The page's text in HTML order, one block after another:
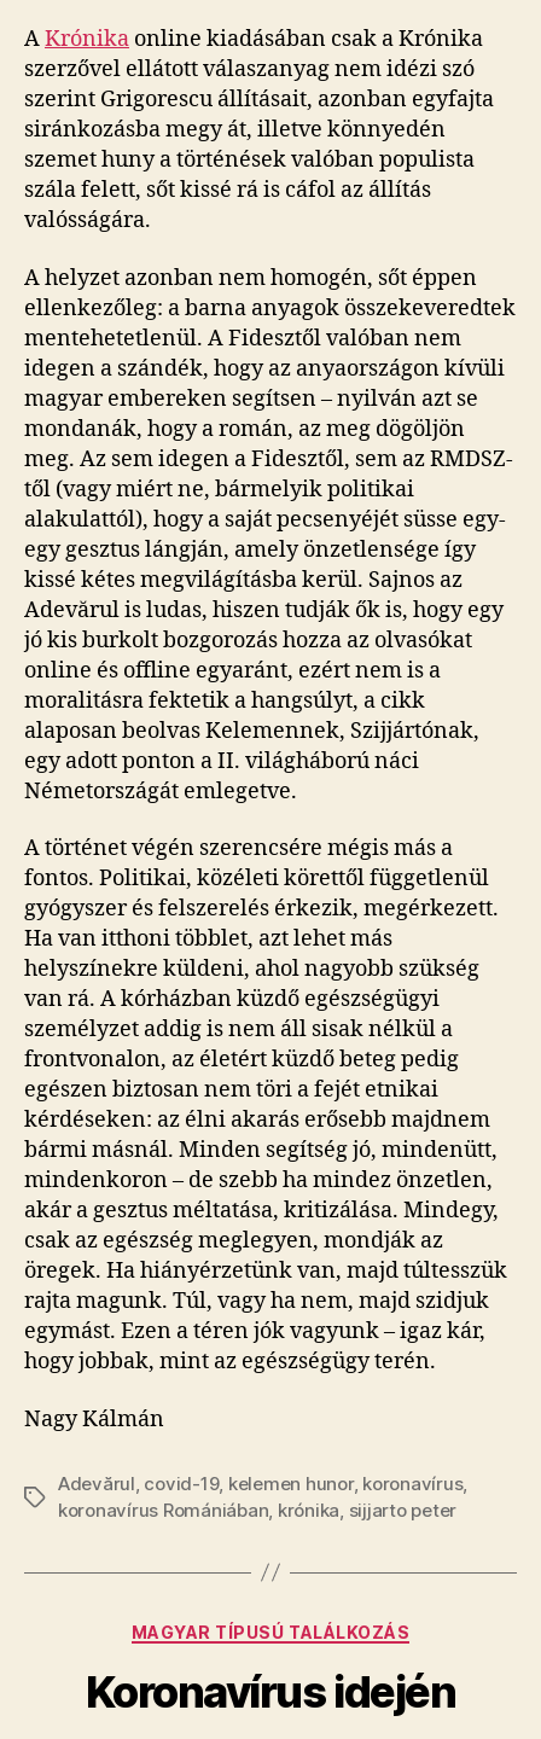
AKrónika online kiadásában csak a Krónika
szerzővel ellátott válaszanyag nem idézi szó
szerint Grigorescu állításait, azonban egyfajta
siránkozásba megy át, illetve könnyedén
szemet huny a történések valóban populista
szála felett, sőt kissé rá is cáfol az állítás
valósságára.
A helyzet azonban nem homogén, sőt éppen
ellenkezőleg: a barna anyagok összekeveredtek
mentehetetlenül. A Fidesztől valóban nem
idegen a szándék, hogy az anyaországon kívüli
magyar embereken segítsen – nyilván azt se
mondanák, hogy a román, az meg dögöljön
meg. Az sem idegen a Fidesztől, sem az RMDSZ-
től (vagy miért ne, bármelyik politikai
alakulattól), hogy a saját pecsenyéjét süsse egy-
egy gesztus lángján, amely önzetlensége így
kissé kétes megvilágításba kerül. Sajnos az
Adevărul is ludas, hiszen tudják ők is, hogy egy
jó kis burkolt bozgorozás hozza az olvasókat
online és offline egyaránt, ezért nem is a
moralitásra fektetik a hangsúlyt, a cikk
alaposan beolvas Kelemennek, Szijjártónak,
egy adott ponton a II. világháború náci
Németországát emlegetve.
A történet végén szerencsére mégis más a
fontos. Politikai, közéleti körettől függetlenül
gyógyszer és felszerelés érkezik, megérkezett.
Ha van itthoni többlet, azt lehet más
helyszínekre küldeni, ahol nagyobb szükség
van rá. A kórházban küzdő egészségügyi
személyzet addig is nem áll sisak nélkül a
frontvonalon, az életért küzdő beteg pedig
egészen biztosan nem töri a fejét etnikai
kérdéseken: az élni akarás erősebb majdnem
bármi másnál. Minden segítség jó, mindenütt,
mindenkoron – de szebb ha mindez önzetlen,
akár a gesztus méltatása, kritizálása. Mindegy,
csak az egészség meglegyen, mondják az
öregek. Ha hiányérzetünk van, majd túltesszük
rajta magunk. Túl, vagy ha nem, majd szidjuk
egymást. Ezen a téren jók vagyunk – igaz kár,
hogy jobbak, mint az egészségügy terén.
Nagy Kálmán
Tags
Adevărul, covid-19, kelemen hunor, koronavírus,
koronavírus Romániában, krónika, sijjarto peter
Categories
MAGYAR TÍPUSÚ TALÁLKOZÁS
Koronavírus idején